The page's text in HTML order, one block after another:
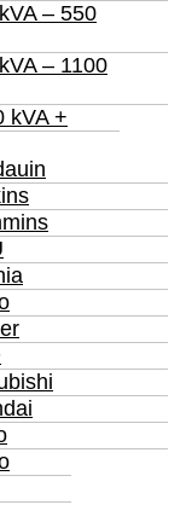
– 550
– 1100
kVA +